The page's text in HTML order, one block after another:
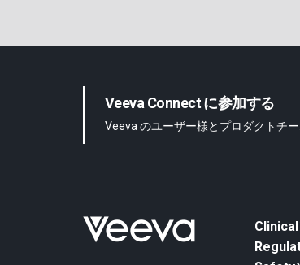
Veeva Connect に参加する
Veeva のユーザー様とプロダクトチ